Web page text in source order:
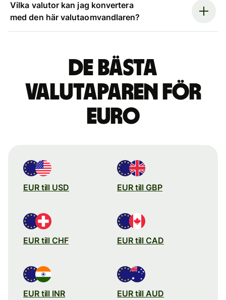
Vilka valutor kan jag konvertera
med den här valutaomvandlaren?
De bästa
valutaparen för
euro
EUR till USD EUR till GBP
EUR till CHF EUR till CAD
EUR till INR EUR till AUD